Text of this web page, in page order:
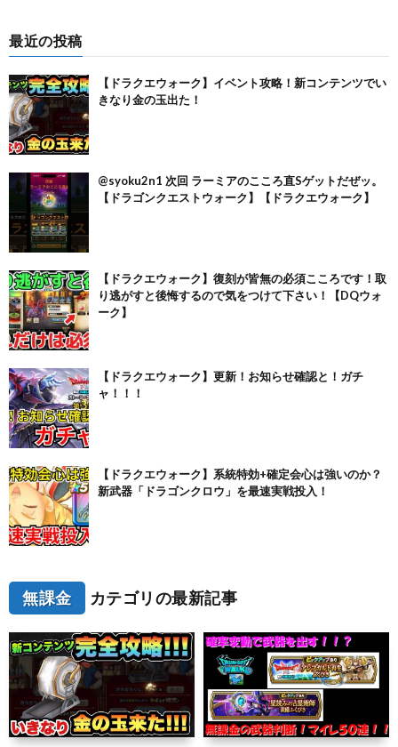
最近の投稿
【ドラクエウォーク】イベント攻略！新コンテンツでい
きなり金の玉出た！
@syoku2n1 次回 ラーミアのこころ直Sゲットだぜッ。
【ドラゴンクエストウォーク】【ドラクエウォーク】
【ドラクエウォーク】復刻が皆無の必須こころです！取
り逃がすと後悔するので気をつけて下さい！【DQウォ
ーク】
【ドラクエウォーク】更新！お知らせ確認と！ガチ
ャ！！！
【ドラクエウォーク】系統特効+確定会心は強いのか？
新武器「ドラゴンクロウ」を最速実戦投入！
無課金 カテゴリの最新記事